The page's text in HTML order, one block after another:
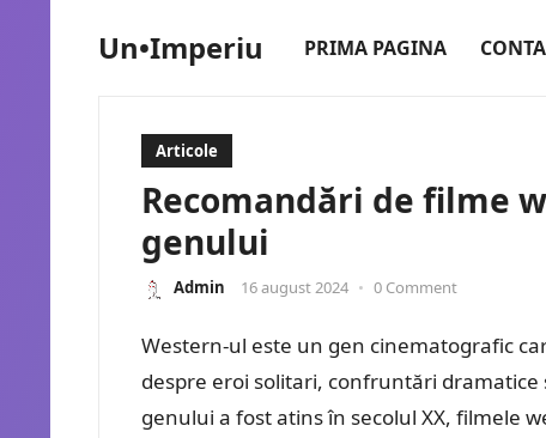
Un•Imperiu PRIMA PAGINA
Articole
Recomandări de filme
genului
Admin 16 august 2024 • 0 Comment
Western-ul este un gen cinematografic
despre eroi solitari, confruntări dramatice
genului a fost atins în secolul XX, filmele